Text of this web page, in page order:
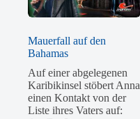
Mauerfall auf den
Bahamas
Auf einer abgelegenen
Karibikinsel stöbert Anna
einen Kontakt von der
Liste ihres Vaters auf: